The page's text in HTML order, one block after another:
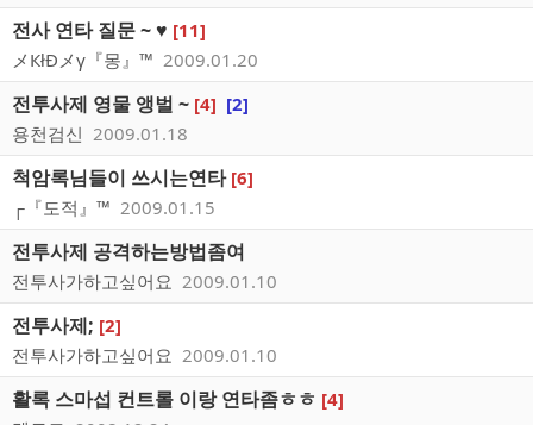
전사 연타 질문 ~ ♥ [11]
メКłÐメγ『몽』™ 2009.01.20
전투사제 영물 앵벌 ~ [4] [2]
용천검신 2009.01.18
척암록님들이 쓰시는연타 [6]
┌『도적』™ 2009.01.15
전투사제 공격하는방법좀여
전투사가하고싶어요 2009.01.10
전투사제; [2]
전투사가하고싶어요 2009.01.10
활록 스마섭 컨트롤 이랑 연타좀ㅎㅎ [4]